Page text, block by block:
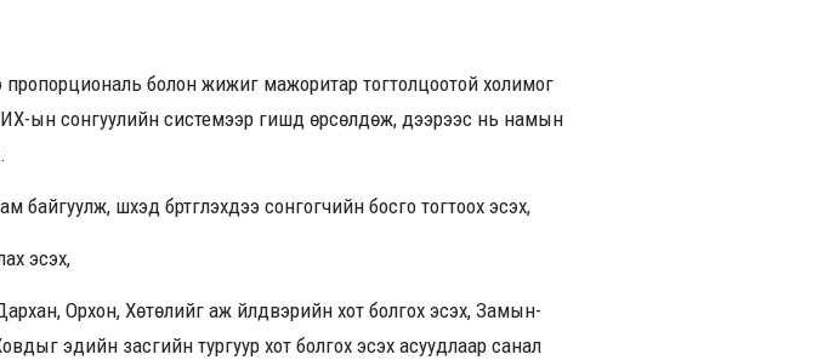
пропорциональ болон жижиг мажоритар тогтолцоотой холимог
ын сонгуулийн системээр гишүүд өрсөлдөж, дээрээс нь намын
шүүхэд бүртгүүлэхдээ сонгогчийн босго тогтоох эсэх,
эсэх,
Орхон, Хөтөлийг аж үйлдвэрийн хот болгох эсэх, Замын-
эдийн засгийн тургуур хот болгох эсэх асуудлаар санал